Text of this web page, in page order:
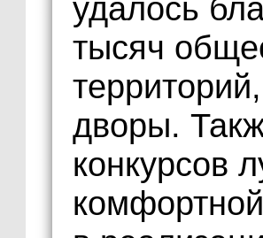
удалось
тысяч
дворы.
конкурсов